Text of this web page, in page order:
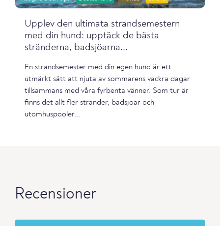
Upplev den ultimata strandsemestern
med din hund: upptäck de bästa
stränderna, badsjöarna...
En strandsemester med din egen hund är ett
utmärkt sätt att njuta av sommarens vackra dagar
tillsammans med våra fyrbenta vänner. Som tur är
finns det allt fler stränder, badsjöar och
utomhuspooler...
Recensioner